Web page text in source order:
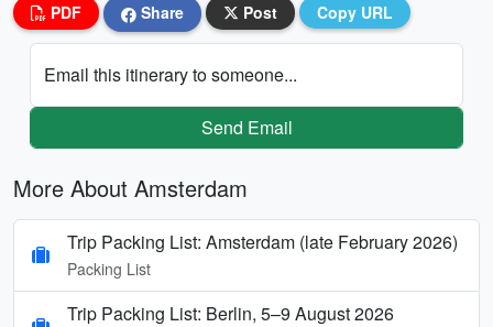
PDF Share Post Copy URL
Email this itinerary to someone...
Send Email
More About Amsterdam
Trip Packing List: Amsterdam (late February 2026)
Packing List
Trip Packing List: Berlin, 5–9 August 2026